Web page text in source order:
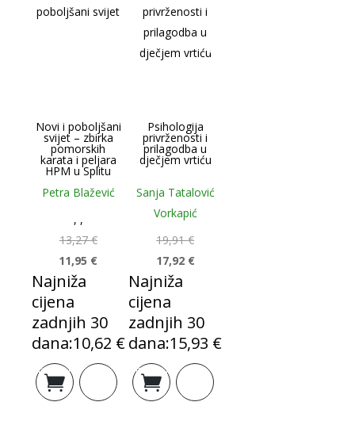
1
Novi i poboljšani
svijet – zbirka
pomorskih
karata i peljara
HPM u Splitu
Petra Blažević
, ,
13,27€
Izvorna
cijena
bila
11,95 €
Trenutna
cijena
je:
Najniža
cijena
zadnjih 30
dana:10,62 €
Dodaj u
košaricu
0
Psihologija
privrženosti i
prilagodba u
dječjem vrtiću
Sanja Tatalović
Vorkapić
19,91€
Izvorna
cijena
bila
17,92 €
Trenutna
cijena
je:
Najniža
cijena
zadnjih 30
dana:15,93 €
Dodaj u
košaricu